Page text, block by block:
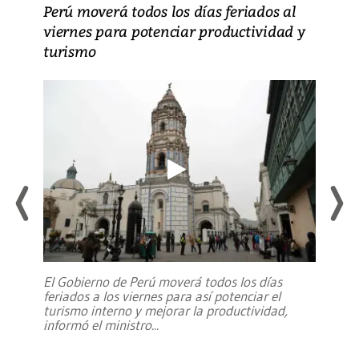
Perú moverá todos los días feriados al
viernes para potenciar productividad y
turismo
El Gobierno de Perú moverá todos los días
feriados a los viernes para así potenciar el
turismo interno y mejorar la productividad,
informó el ministro...